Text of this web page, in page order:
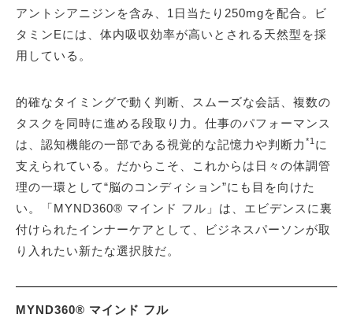
アントシアニジンを含み、1日当たり250mgを配合。ビ
タミンEには、体内吸収効率が高いとされる天然型を採
用している。
的確なタイミングで動く判断、スムーズな会話、複数の
タスクを同時に進める段取り力。仕事のパフォーマンス
は、認知機能の一部である視覚的な記憶力や判断力 *1に
支えられている。だからこそ、これからは日々の体調管
理の一環として“脳のコンディション”にも目を向けた
い。「MYND360® マインド フル」は、エビデンスに裏
付けられたインナーケアとして、ビジネスパーソンが取
り入れたい新たな選択肢だ。
MYND360® マインド フル